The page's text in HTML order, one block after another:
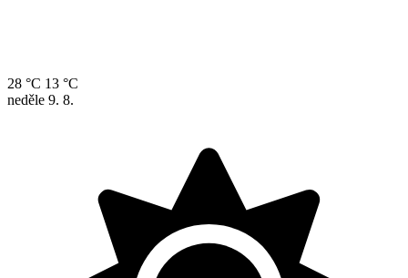
28 °C 13 °C
neděle 9. 8.